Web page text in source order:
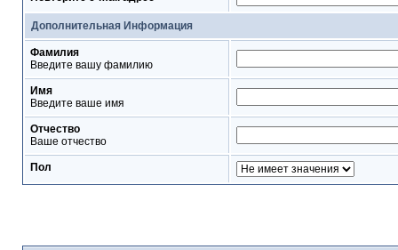
Дополнительная Информация
Фамилия
Введите вашу фамилию
Имя
Введите ваше имя
Отчество
Ваше отчество
Пол